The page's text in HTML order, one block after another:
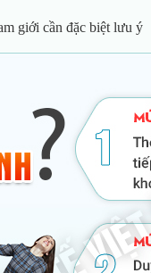
giới cần đặc biệt lưu ý
LÊ ANH TUẤN
Chuyên khoa:
ngoại